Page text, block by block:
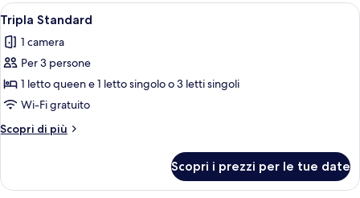
Apri
tutte
le
foto
per
Tripla
Standard
Una camera d'albergo con un letto,
2
Tripla Standard
1 camera
Per 3 persone
1 letto queen e 1 letto singolo o 3 letti singoli
Wi-Fi gratuito
Scopri di più
Altri
Standard
Scopri i prezzi per le tue date